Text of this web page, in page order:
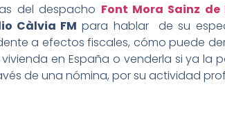
del despacho Font Mora Sainz
Càlvia FM para hablar de su
a efectos fiscales, cómo puede
en España o venderla si ya la
de una nómina, por su actividad